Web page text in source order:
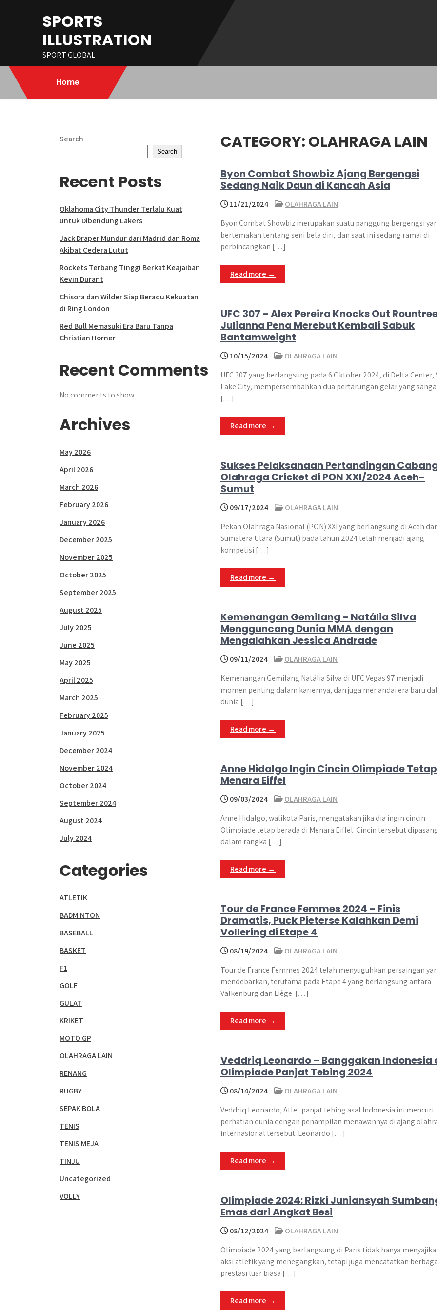
SPORTS
ILLUSTRATION
SPORT GLOBAL
Home
CATEGORY:OLAHRAGA LAIN
Byon Combat Showbiz Ajang Bergengsi
Sedang Naik Daun di Kancah Asia
11/21/2024
OLAHRAGA LAIN
Byon Combat Showbiz merupakan suatu panggung bergengsi
bertemakan tentang seni bela diri, dan saat ini sedang ramai di
perbincangkan […]
Read more →
UFC 307 – Alex Pereira Knocks Out
Julianna Pena Merebut Kembali Sabuk
Bantamweight
10/15/2024
OLAHRAGA LAIN
UFC 307 yang berlangsung pada 6 Oktober 2024, di Delta Center,
Lake City, mempersembahkan dua pertarungan gelar yang
[…]
Read more →
Sukses Pelaksanaan Pertandingan
Olahraga Cricket di PON XXI/2024 Aceh-
Sumut
09/17/2024
OLAHRAGA LAIN
Pekan Olahraga Nasional (PON) XXI yang berlangsung di Aceh
Sumatera Utara (Sumut) pada tahun 2024 telah menjadi ajang
kompetisi […]
Read more →
Kemenangan Gemilang – Natália Silva
Mengguncang Dunia MMA dengan
Mengalahkan Jessica Andrade
09/11/2024
OLAHRAGA LAIN
Kemenangan Gemilang Natália Silva di UFC Vegas 97 menjadi
momen penting dalam kariernya, dan juga menandai era baru
dunia […]
Read more →
Anne Hidalgo Ingin Cincin Olimpiade
Menara Eiffel
09/03/2024
OLAHRAGA LAIN
Anne Hidalgo, walikota Paris, mengatakan jika dia ingin cincin
Olimpiade tetap berada di Menara Eiffel. Cincin tersebut
dalam rangka […]
Read more →
Tour de France Femmes 2024 – Finis
Dramatis, Puck Pieterse Kalahkan Demi
Vollering di Etape 4
08/19/2024
OLAHRAGA LAIN
Tour de France Femmes 2024 telah menyuguhkan persaingan
mendebarkan, terutama pada Etape 4 yang berlangsung antara
Valkenburg dan Liège. […]
Read more →
Veddriq Leonardo – Banggakan Indonesia
Olimpiade Panjat Tebing 2024
08/14/2024
OLAHRAGA LAIN
Veddriq Leonardo, Atlet panjat tebing asal Indonesia ini mencuri
perhatian dunia dengan penampilan menawannya di ajang
internasional tersebut. Leonardo […]
Read more →
Olimpiade 2024: Rizki Juniansyah
Emas dari Angkat Besi
08/12/2024
OLAHRAGA LAIN
Olimpiade 2024 yang berlangsung di Paris tidak hanya
aksi atletik yang menegangkan, tetapi juga mencatatkan
prestasi luar biasa […]
Read more →
Search
Search
Recent Posts
Oklahoma City Thunder Terlalu Kuat
untuk Dibendung Lakers
Jack Draper Mundur dari Madrid dan Roma
Akibat Cedera Lutut
Rockets Terbang Tinggi Berkat Keajaiban
Kevin Durant
Chisora dan Wilder Siap Beradu Kekuatan
di Ring London
Red Bull Memasuki Era Baru Tanpa
Christian Horner
Recent Comments
No comments to show.
Archives
May 2026
April 2026
March 2026
February 2026
January 2026
December 2025
November 2025
October 2025
September 2025
August 2025
July 2025
June 2025
May 2025
April 2025
March 2025
February 2025
January 2025
December 2024
November 2024
October 2024
September 2024
August 2024
July 2024
Categories
ATLETIK
BADMINTON
BASEBALL
BASKET
F1
GOLF
GULAT
KRIKET
MOTO GP
OLAHRAGA LAIN
RENANG
RUGBY
SEPAK BOLA
TENIS
TENIS MEJA
TINJU
Uncategorized
VOLLY